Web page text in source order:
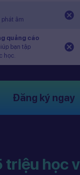
âm
quảng cáo
bạn tập
học.
Đăng ký ngay
triệu học